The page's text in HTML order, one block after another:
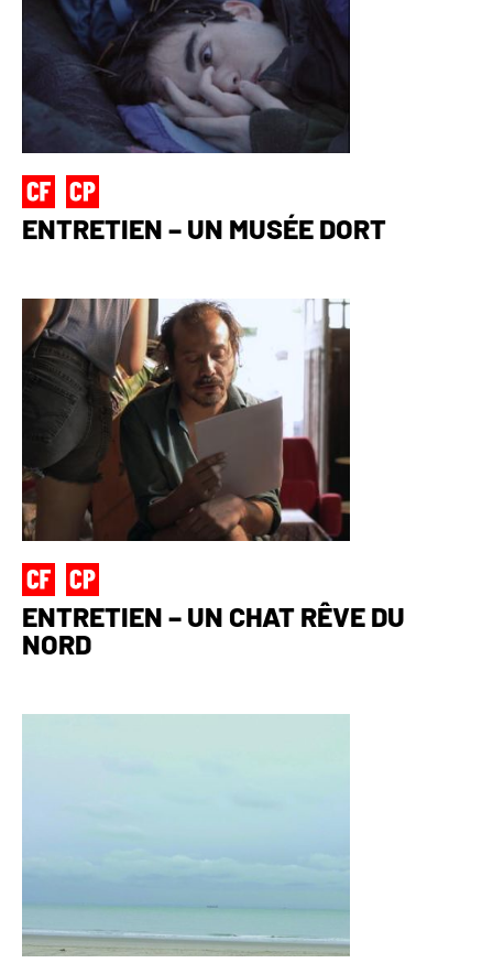
ENTRETIEN – UN MUSÉE DORT
ENTRETIEN – UN CHAT RÊVE DU
NORD